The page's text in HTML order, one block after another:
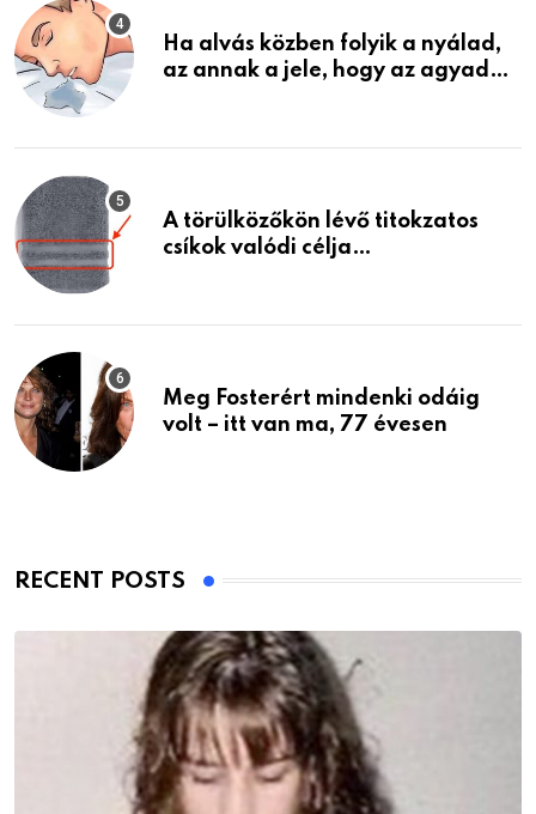
Ha alvás közben folyik a nyálad,
az annak a jele, hogy az agyad…
A törülközőkön lévő titokzatos
csíkok valódi célja…
Meg Fosterért mindenki odáig
volt – itt van ma, 77 évesen
RECENT POSTS